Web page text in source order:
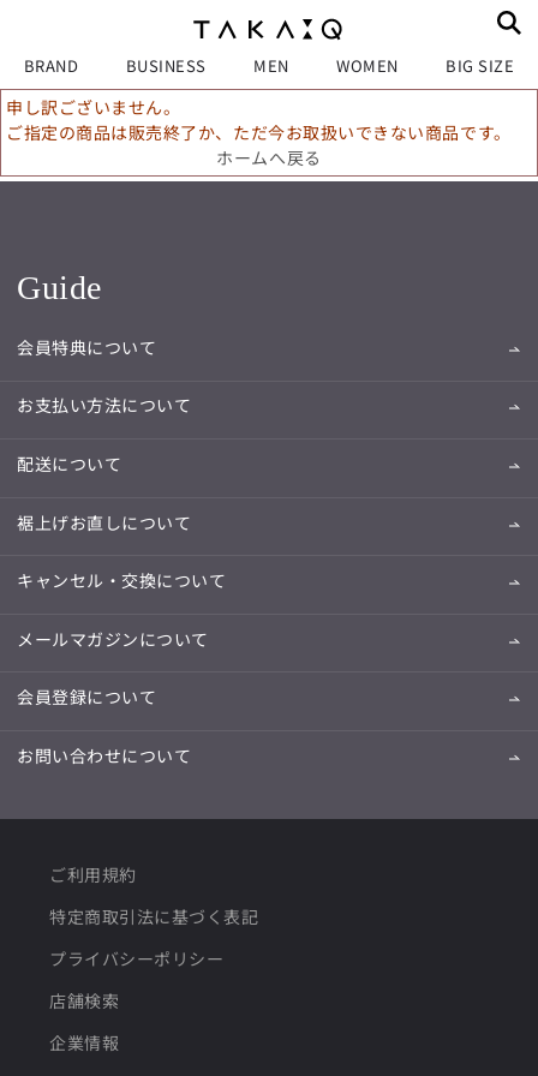
BRAND BUSINESS MEN WOMEN BIG SIZE
申し訳ございません。
ご指定の商品は販売終了か、ただ今お取扱いできない商品です。
ホームへ戻る
Guide
会員特典について
お支払い方法について
配送について
裾上げお直しについて
キャンセル・交換について
メールマガジンについて
会員登録について
お問い合わせについて
ご利用規約
特定商取引法に基づく表記
プライバシーポリシー
店舗検索
企業情報